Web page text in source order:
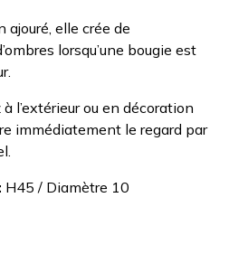
ajouré, elle crée de
lorsqu’une bougie est
à l’extérieur ou en décoration
immédiatement le regard par
H45 / Diamètre 10